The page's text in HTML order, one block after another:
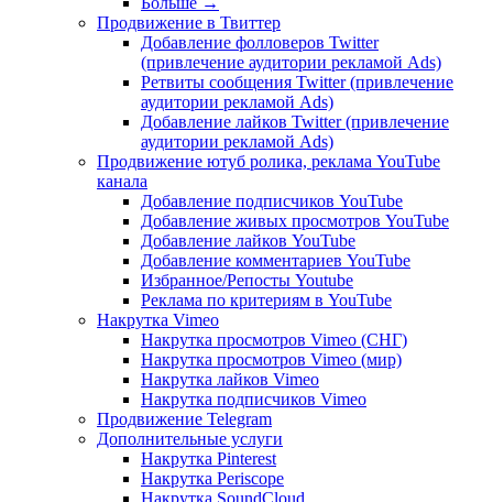
Продвижение в Твиттер
Добавление фолловеров Twitter
(привлечение аудитории рекламой Ads)
Ретвиты сообщения Twitter (привлечение
аудитории рекламой Ads)
Добавление лайков Twitter (привлечение
аудитории рекламой Ads)
Продвижение ютуб ролика, реклама YouTube
канала
Добавление подписчиков YouTube
Добавление живых просмотров YouTube
Добавление лайков YouTube
Добавление комментариев YouTube
Избранное/Репосты Youtube
Реклама по критериям в YouTube
Накрутка Vimeo
Накрутка просмотров Vimeo (СНГ)
Накрутка просмотров Vimeo (мир)
Накрутка лайков Vimeo
Накрутка подписчиков Vimeo
Продвижение Telegram
Дополнительные услуги
Накрутка Pinterest
Накрутка Periscope
Накрутка SoundCloud